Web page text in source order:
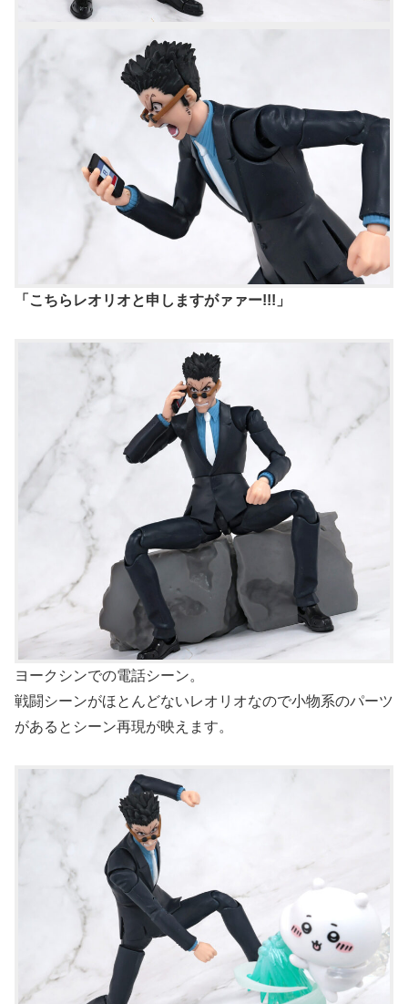
「こちらレオリオと申しますがァァー!!!」
ヨークシンでの電話シーン。
戦闘シーンがほとんどないレオリオなので小物系のパーツ
があるとシーン再現が映えます。